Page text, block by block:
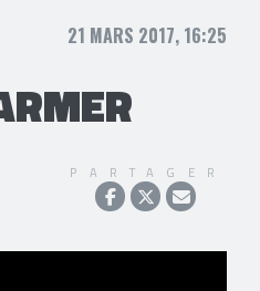
21 MARS 2017, 16:25
PARTAGER